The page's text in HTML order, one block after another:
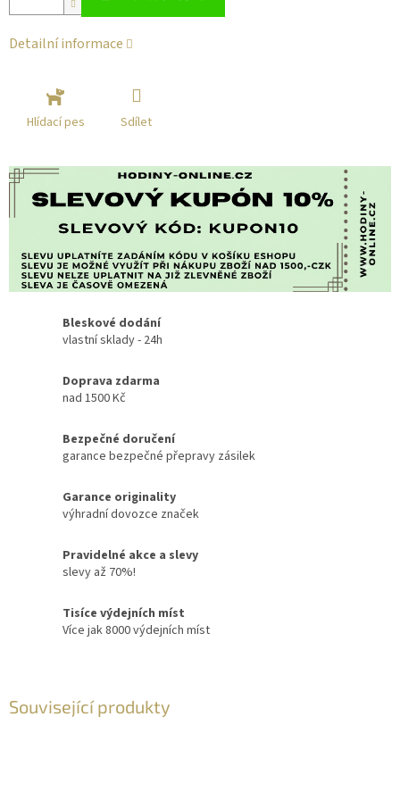
Detailní informace
Hlídací pes Sdílet
Bleskové dodání
vlastní sklady - 24h
Doprava zdarma
nad 1500 Kč
Bezpečné doručení
garance bezpečné přepravy zásilek
Garance originality
výhradní dovozce značek
Pravidelné akce a slevy
slevy až 70%!
Tisíce výdejních míst
Více jak 8000 výdejních míst
Související produkty